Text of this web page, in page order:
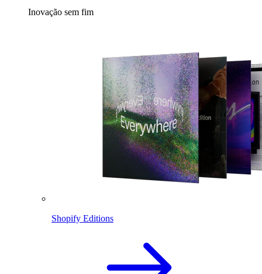
Inovação sem fim
Shopify Editions